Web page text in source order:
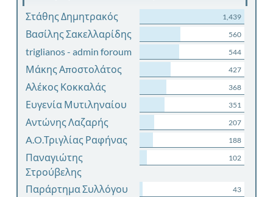
Στάθης Δημητρακός 1,439
Βασίλης Σακελλαρίδης 560
triglianos - admin foroum 544
Μάκης Αποστολάτος 427
Αλέκος Κοκκαλάς 368
Ευγενία Μυτιληναίου 351
Αντώνης Λαζαρής 207
A.O.Τριγλίας Ραφήνας 188
Παναγιώτης
Στρούβελης
102
Παράρτημα Συλλόγου
43